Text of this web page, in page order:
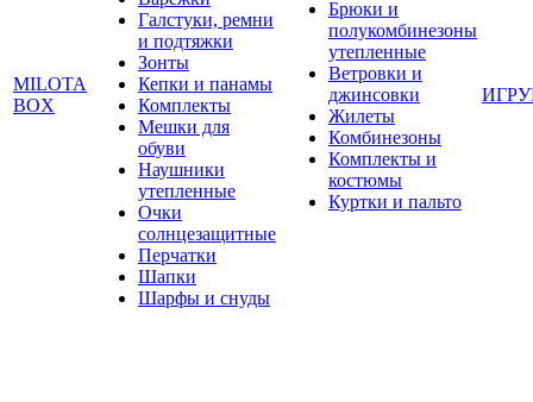
MILOTA
BOX
Галстуки, ремни
и подтяжки
Зонты
Кепки и панамы
Комплекты
Мешки для
обуви
Наушники
утепленные
Очки
солнцезащитные
Перчатки
Шапки
Шарфы и снуды
Брюки и
полукомбинезоны
утепленные
Ветровки и
джинсовки
Жилеты
Комбинезоны
Комплекты и
костюмы
Куртки и пальто